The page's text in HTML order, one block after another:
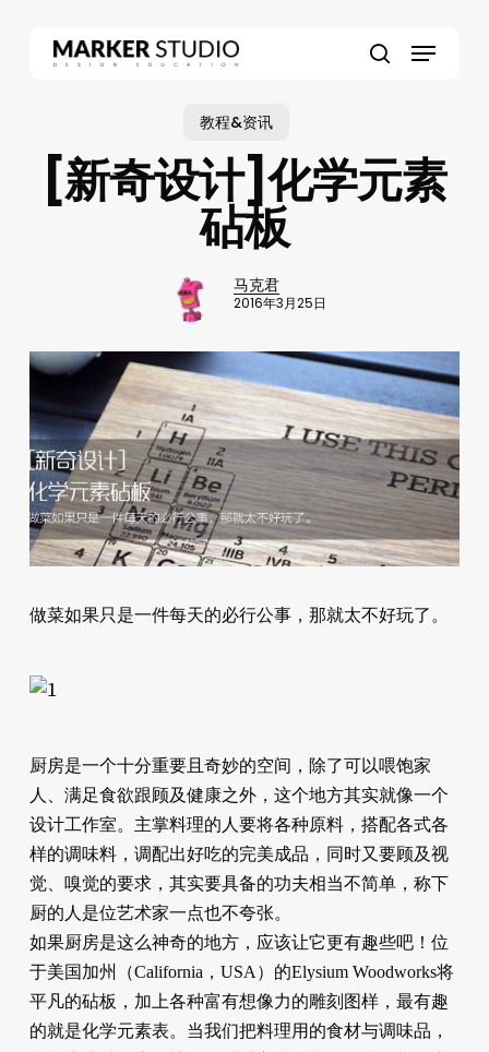
Menu
教程&资讯
[新奇设计]化学元素
砧板
马克君
2016年3月25日
做菜如果只是一件每天的必行公事，那就太不好玩了。
厨房是一个十分重要且奇妙的空间，除了可以喂饱家
人、满足食欲跟顾及健康之外，这个地方其实就像一个
设计工作室。主掌料理的人要将各种原料，搭配各式各
样的调味料，调配出好吃的完美成品，同时又要顾及视
觉、嗅觉的要求，其实要具备的功夫相当不简单，称下
厨的人是位艺术家一点也不夸张。
如果厨房是这么神奇的地方，应该让它更有趣些吧！位
于美国加州（California，USA）的Elysium Woodworks将
平凡的砧板，加上各种富有想像力的雕刻图样，最有趣
的就是化学元素表。当我们把料理用的食材与调味品，